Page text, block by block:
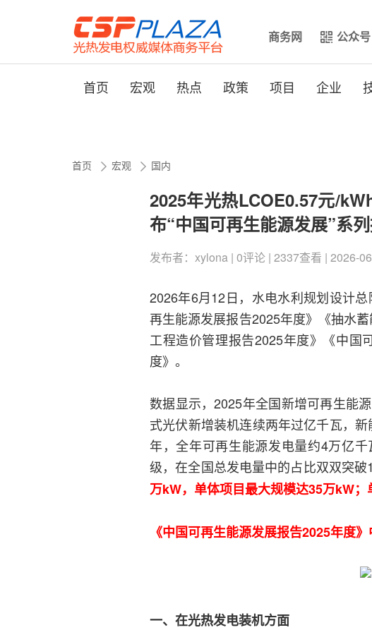
商务网 公众号
首页 宏观 热点 政策 项目 企业
首页 宏观 国内
2025年光热LCOE0.57元/
布“中国可再生能源发展”系
发布者：xylona | 0评论 | 2337查看 | 2026-
2026年6月12日，水电水利规划设计
再生能源发展报告2025年度》《抽水
工程造价管理报告2025年度》《中国
度》。
数据显示，2025年全国新增可再生能
式光伏新增装机连续两年过亿千瓦，
年，全年可再生能源发电量约4万亿
级，在全国总发电量中的占比双双突破
万kW，单体项目最大规模达35万kW；
《中国可再生能源发展报告2025年度
一、在光热发电装机方面